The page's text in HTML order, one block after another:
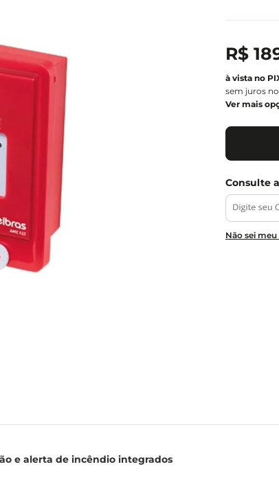
R$
sem juros
Ver mais
Não sei meu
e alerta de incêndio integrados